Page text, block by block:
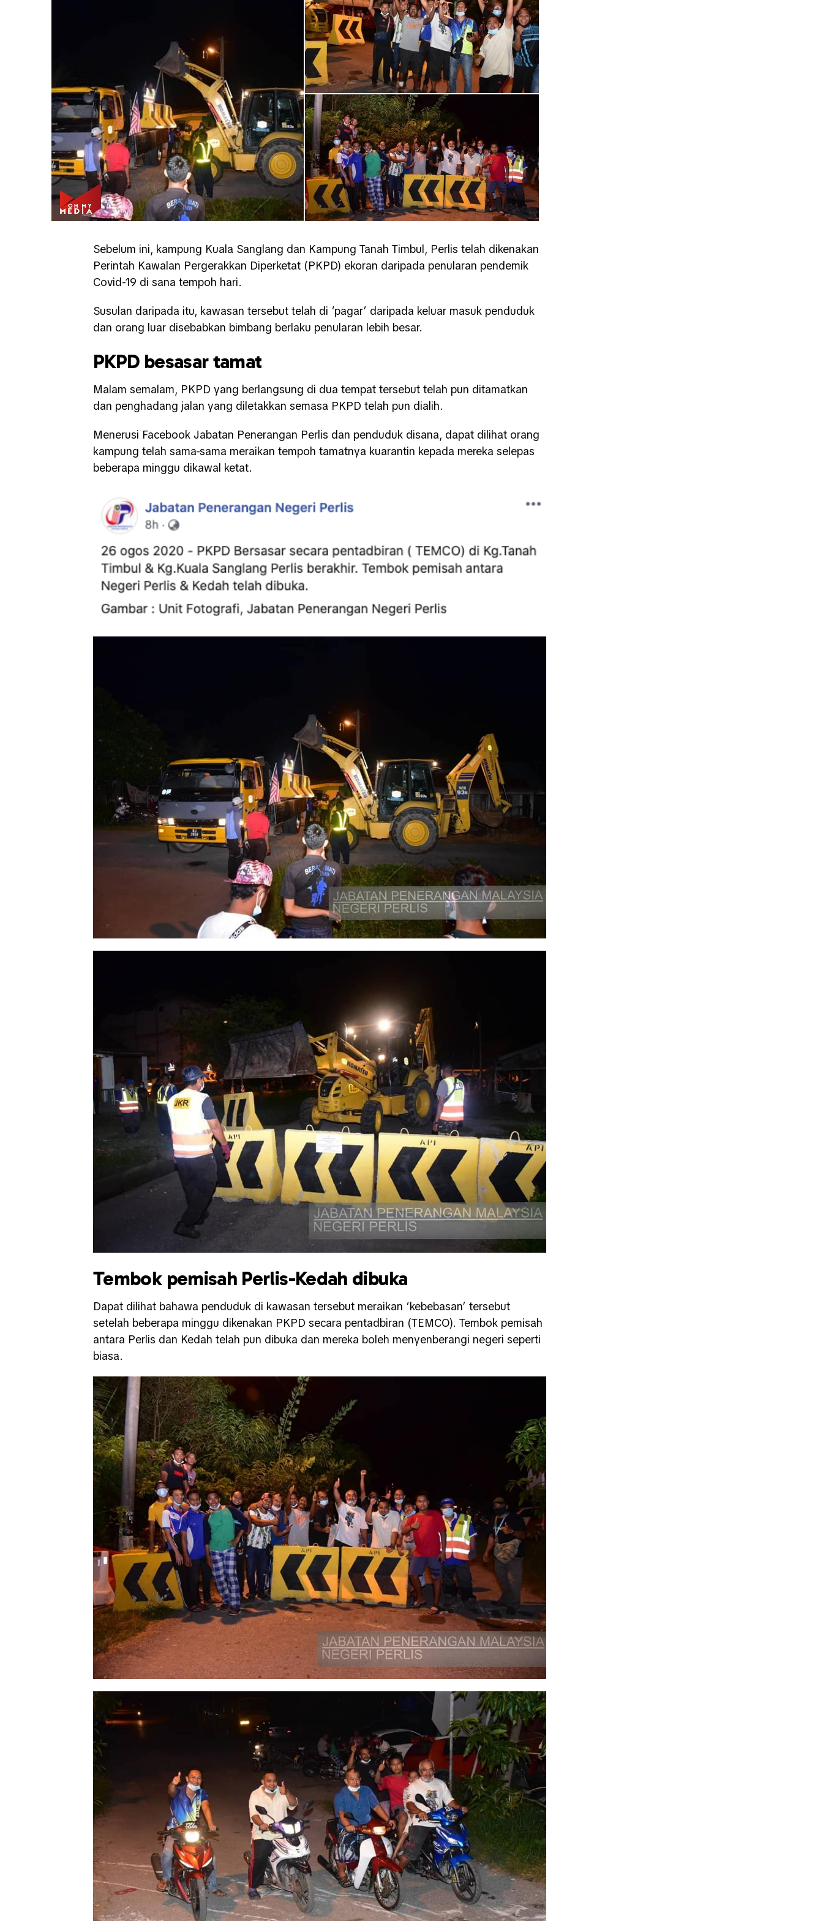
Sebelum ini, kampung Kuala Sanglang dan Kampung Tanah Timbul, Perlis telah dikenakan
Perintah Kawalan Pergerakkan Diperketat (PKPD) ekoran daripada penularan pendemik
Covid-19 di sana tempoh hari.
Susulan daripada itu, kawasan tersebut telah di ‘pagar’ daripada keluar masuk penduduk
dan orang luar disebabkan bimbang berlaku penularan lebih besar.
PKPD besasar tamat
Malam semalam, PKPD yang berlangsung di dua tempat tersebut telah pun ditamatkan
dan penghadang jalan yang diletakkan semasa PKPD telah pun dialih.
Menerusi Facebook Jabatan Penerangan Perlis dan penduduk disana, dapat dilihat orang
kampung telah sama-sama meraikan tempoh tamatnya kuarantin kepada mereka selepas
beberapa minggu dikawal ketat.
Tembok pemisah Perlis-Kedah dibuka
Dapat dilihat bahawa penduduk di kawasan tersebut meraikan ‘kebebasan’ tersebut
setelah beberapa minggu dikenakan PKPD secara pentadbiran (TEMCO). Tembok pemisah
antara Perlis dan Kedah telah pun dibuka dan mereka boleh menyenberangi negeri seperti
biasa.